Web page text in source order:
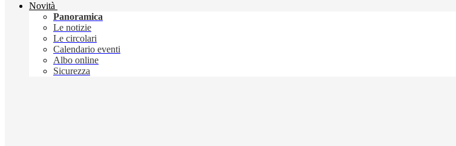
Novità
Panoramica
Le notizie
Le circolari
Calendario eventi
Albo online
Sicurezza